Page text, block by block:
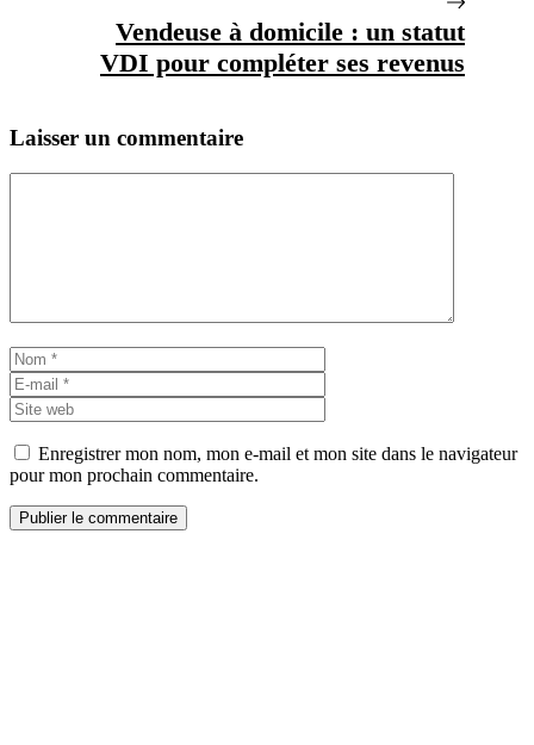
Vendeuse à domicile : un statut
VDI pour compléter ses revenus
Laisser un commentaire
Nom
mail
web
Enregistrer mon nom, mon e-mail et mon site dans le navigateur
pour mon prochain commentaire.